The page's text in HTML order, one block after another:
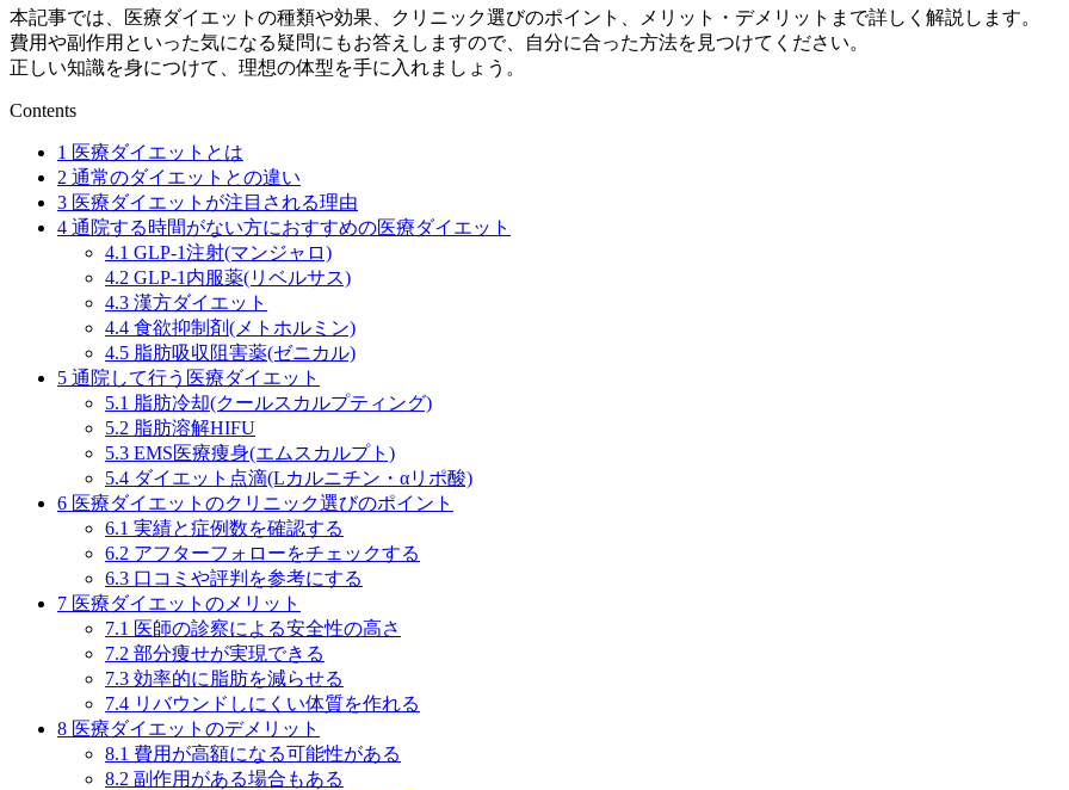
本記事では、医療ダイエットの種類や効果、クリニック選びのポイント、メリット・デメリットまで詳しく解説します。
費用や副作用といった気になる疑問にもお答えしますので、自分に合った方法を見つけてください。
正しい知識を身につけて、理想の体型を手に入れましょう。
Contents
1 医療ダイエットとは
2 通常のダイエットとの違い
3 医療ダイエットが注目される理由
4 通院する時間がない方におすすめの医療ダイエット
4.1 GLP-1注射(マンジャロ)
4.2 GLP-1内服薬(リベルサス)
4.3 漢方ダイエット
4.4 食欲抑制剤(メトホルミン)
4.5 脂肪吸収阻害薬(ゼニカル)
5 通院して行う医療ダイエット
5.1 脂肪冷却(クールスカルプティング)
5.2 脂肪溶解HIFU
5.3 EMS医療痩身(エムスカルプト)
5.4 ダイエット点滴(Lカルニチン・αリポ酸)
6 医療ダイエットのクリニック選びのポイント
6.1 実績と症例数を確認する
6.2 アフターフォローをチェックする
6.3 口コミや評判を参考にする
7 医療ダイエットのメリット
7.1 医師の診察による安全性の高さ
7.2 部分痩せが実現できる
7.3 効率的に脂肪を減らせる
7.4 リバウンドしにくい体質を作れる
8 医療ダイエットのデメリット
8.1 費用が高額になる可能性がある
8.2 副作用がある場合もある